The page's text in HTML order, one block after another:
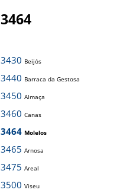
3464
3430 Beijós
3440 Barraca da Gestosa
3450 Almaça
3460 Canas
3464 Molelos
3465 Arnosa
3475 Areal
3500 Viseu